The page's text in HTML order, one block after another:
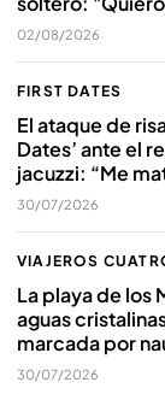
02/08/2026
FIRST DATES
El ataque de
Dates’ ante el
jacuzzi: “Me
30/07/2026
VIAJEROS
La playa de los
aguas
marcada por
30/07/2026